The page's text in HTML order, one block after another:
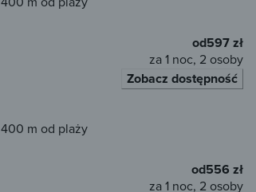
od597 zł
za 1 noc, 2 osoby
Zobacz dostępność
400 m od plaży
od556 zł
za 1 noc, 2 osoby